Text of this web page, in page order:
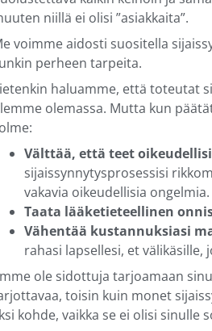
niillä ei olisi ”asiakkaita”.
voimme aidosti suositella
perheen tarpeita.
haluamme, että toteutat
olemassa. Mutta kun
Välttää, että teet
sijaissynnytysprosessisi
vakavia oikeudellisia ongelmia.
Taata lääketieteellinen
Vähentää kustannuksiasi
rahasi lapsellesi, et
ole sidottuja tarjoamaan
toisin kuin monet
kohde, vaikka se ei olisi sinulle